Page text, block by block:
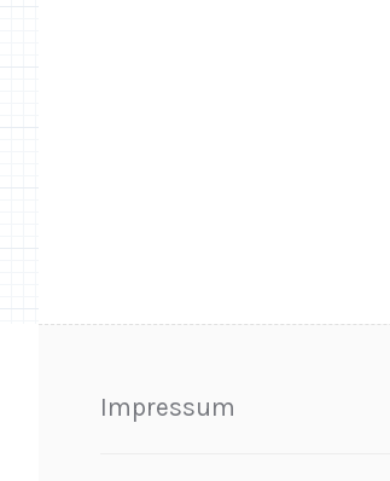
Impressum